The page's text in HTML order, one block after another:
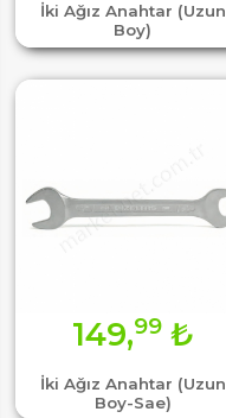
İki Ağız Anahtar (Uzun
Boy)
İki Ağız Anahtar (Uzun
Boy-Sae)
149,99₺